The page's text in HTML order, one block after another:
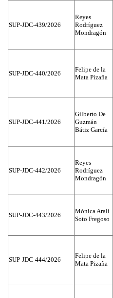
SUP-JDC-439/2026
Reyes
Rodríguez
Mondragón
SUP-JDC-440/2026
Felipe de la
Mata Pizaña
SUP-JDC-441/2026
Gilberto De
Guzmán
Bátiz García
SUP-JDC-442/2026
Reyes
Rodríguez
Mondragón
SUP-JDC-443/2026
Mónica Aralí
Soto Fregoso
SUP-JDC-444/2026
Felipe de la
Mata Pizaña